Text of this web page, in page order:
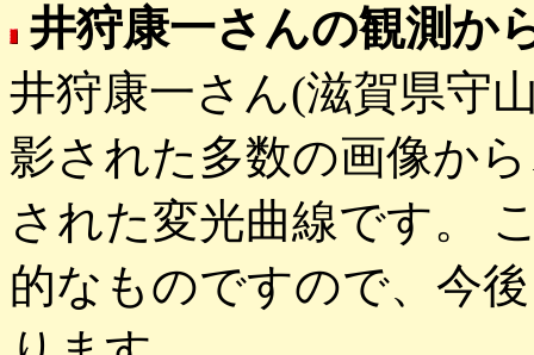
井狩康一さんの観測か
井狩康一さん(滋賀県守
影された多数の画像か
された変光曲線です。
的なものですので、今